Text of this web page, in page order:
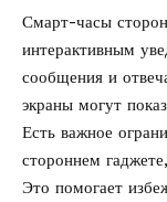
Смарт-часы
интерактивным
сообщения и
экраны могут
Есть важное
стороннем
Это помогает